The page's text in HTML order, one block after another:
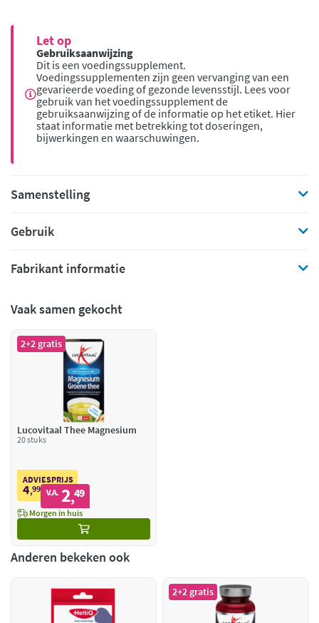
Let op
Gebruiksaanwijzing
Dit is een voedingssupplement.
Voedingssupplementen zijn geen vervanging van een
gevarieerde voeding of gezonde levensstijl. Lees voor
gebruik van het voedingssupplement de
gebruiksaanwijzing of de informatie op het etiket. Hier
staat informatie met betrekking tot doseringen,
bijwerkingen en waarschuwingen.
Samenstelling
Gebruik
Fabrikant informatie
Vaak samen gekocht
2+2 gratis
Lucovitaal Thee Magnesium
20 stuks
ADVIESPRIJS
4,99 V.A. 2,49
Morgen in huis
Anderen bekeken ook
2+2 gratis